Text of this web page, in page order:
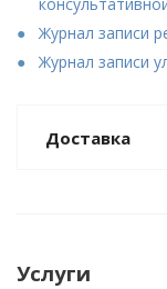
Журнал записи
Журнал записи
Доставка
Услуги